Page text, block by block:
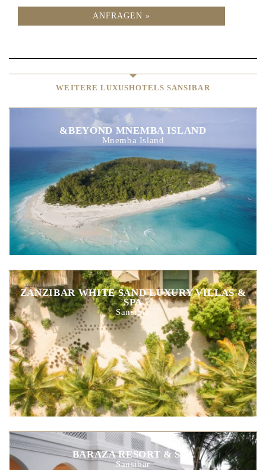
ANFRAGEN »
WEITERE LUXUSHOTELS SANSIBAR
&BEYOND MNEMBA ISLAND
Mnemba Island
ZANZIBAR WHITE SAND LUXURY VILLAS &
SPA
Sansibar
BARAZA RESORT & SPA
Sansibar